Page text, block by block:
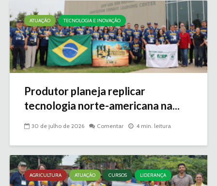
ATUAÇÃO TECNOLOGIA E INOVAÇÃO
Produtor planeja replicar
tecnologia norte-americana na...
30 de julho de 2026 Comentar 4 min. leitura
AGRICULTURA ATUAÇÃO CURSOS LIDERANÇA